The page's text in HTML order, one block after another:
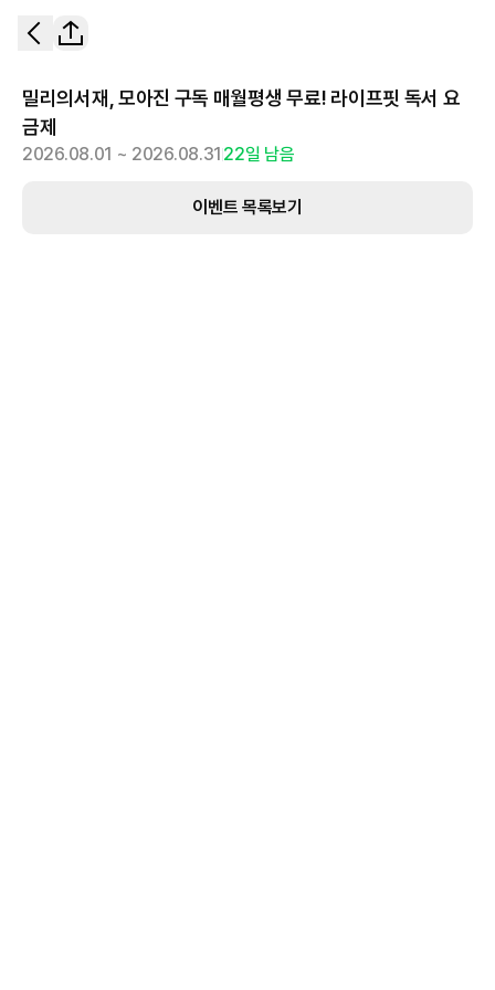
밀리의서재, 모아진 구독 매월평생 무료! 라이프핏 독서 요
금제
2026.08.01 ~ 2026.08.3122일 남음
이벤트 목록보기